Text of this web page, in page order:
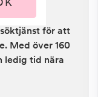
för att
Med över 160
ledig tid nära